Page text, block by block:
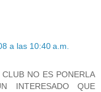
a las 10:40 a.m.
NO ES PONERLA
INTERESADO QUE